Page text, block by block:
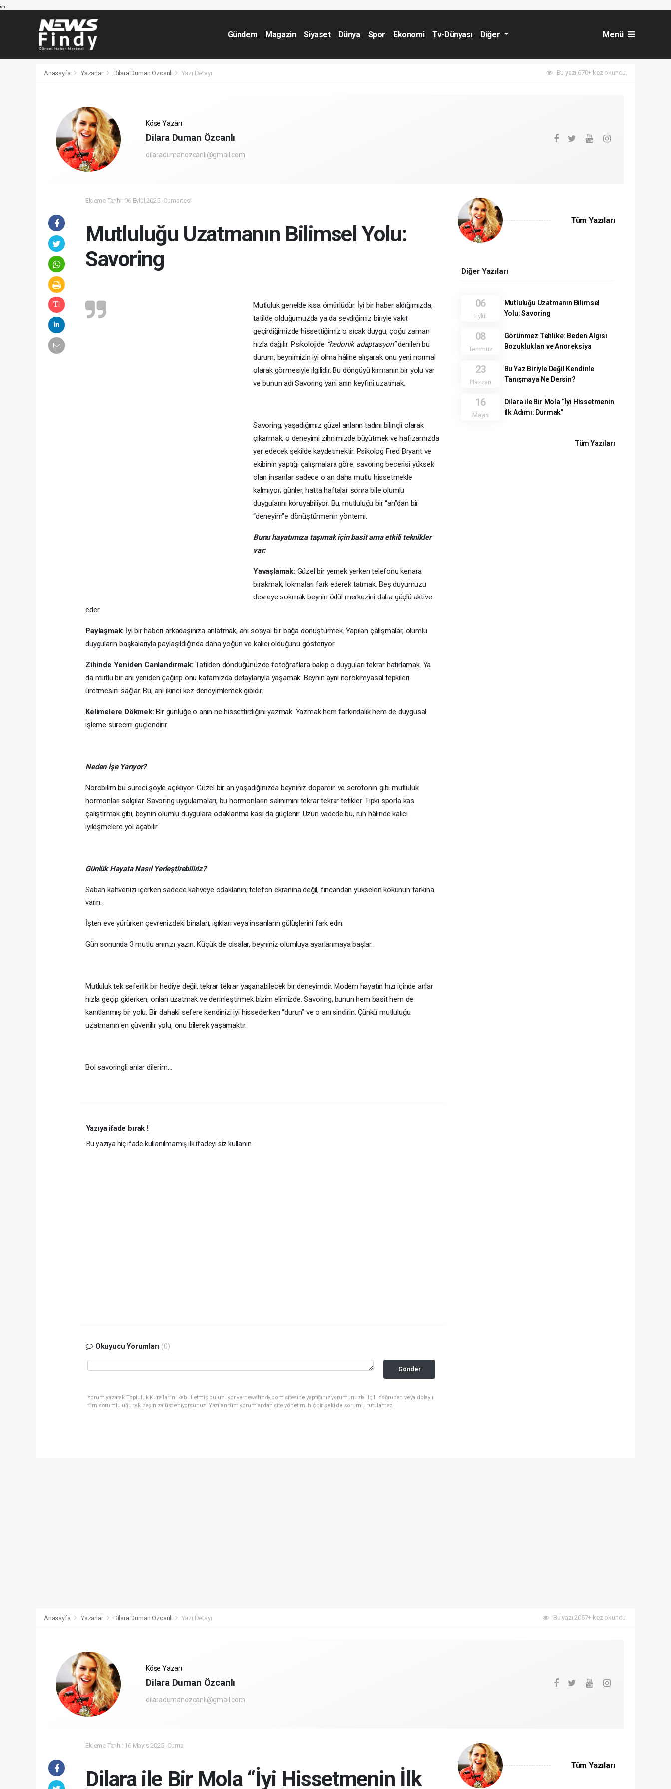
,,,
Gündem Magazin Siyaset Dünya Spor Ekonomi Tv-Dünyası Diğer Menü
Anasayfa Yazarlar Dilara Duman Özcanlı Yazı Detayı Bu yazı 670+ kez okundu.
Köşe Yazarı
Dilara Duman Özcanlı
dilaradumanozcanli@gmail.com
Ekleme Tarihi: 06 Eylül 2025 -Cumartesi
Mutluluğu Uzatmanın Bilimsel Yolu:
Savoring
Mutluluk genelde kısa ömürlüdür. İyi bir haber aldığımızda,
tatilde olduğumuzda ya da sevdiğimiz biriyle vakit
geçirdiğimizde hissettiğimiz o sıcak duygu, çoğu zaman
hızla dağılır. Psikolojide “hedonik adaptasyon”denilen bu
durum, beynimizin iyi olma hâline alışarak onu yeni normal
olarak görmesiyle ilgilidir. Bu döngüyü kırmanın bir yolu var
ve bunun adı Savoring yani anın keyfini uzatmak.
Savoring, yaşadığımız güzel anların tadını bilinçli olarak
çıkarmak, o deneyimi zihnimizde büyütmek ve hafızamızda
yer edecek şekilde kaydetmektir. Psikolog Fred Bryant ve
ekibinin yaptığı çalışmalara göre, savoring becerisi yüksek
olan insanlar sadece o an daha mutlu hissetmekle
kalmıyor; günler, hatta haftalar sonra bile olumlu
duygularını koruyabiliyor. Bu, mutluluğu bir “an”dan bir
“deneyim”e dönüştürmenin yöntemi.
Bunu hayatımıza taşımak için basit ama etkili teknikler
var:
Yavaşlamak: Güzel bir yemek yerken telefonu kenara
bırakmak, lokmaları fark ederek tatmak. Beş duyumuzu
devreye sokmak beynin ödül merkezini daha güçlü aktive
eder.
Paylaşmak: İyi bir haberi arkadaşınıza anlatmak, anı sosyal bir bağa dönüştürmek. Yapılan çalışmalar, olumlu
duyguların başkalarıyla paylaşıldığında daha yoğun ve kalıcı olduğunu gösteriyor.
Zihinde Yeniden Canlandırmak: Tatilden döndüğünüzde fotoğraflara bakıp o duyguları tekrar hatırlamak. Ya
da mutlu bir anı yeniden çağırıp onu kafamızda detaylarıyla yaşamak. Beynin aynı nörokimyasal tepkileri
üretmesini sağlar. Bu, anı ikinci kez deneyimlemek gibidir.
Kelimelere Dökmek: Bir günlüğe o anın ne hissettirdiğini yazmak. Yazmak hem farkındalık hem de duygusal
işleme sürecini güçlendirir.
Neden İşe Yarıyor?
Nörobilim bu süreci şöyle açıklıyor: Güzel bir an yaşadığınızda beyniniz dopamin ve serotonin gibi mutluluk
hormonları salgılar. Savoring uygulamaları, bu hormonların salınımını tekrar tekrar tetikler. Tıpkı sporla kas
çalıştırmak gibi, beynin olumlu duygulara odaklanma kası da güçlenir. Uzun vadede bu, ruh hâlinde kalıcı
iyileşmelere yol açabilir.
Günlük Hayata Nasıl Yerleştirebiliriz?
Sabah kahvenizi içerken sadece kahveye odaklanın; telefon ekranına değil, fincandan yükselen kokunun farkına
varın.
İşten eve yürürken çevrenizdeki binaları, ışıkları veya insanların gülüşlerini fark edin.
Gün sonunda 3 mutlu anınızı yazın. Küçük de olsalar, beyniniz olumluya ayarlanmaya başlar.
Mutluluk tek seferlik bir hediye değil, tekrar tekrar yaşanabilecek bir deneyimdir. Modern hayatın hızı içinde anlar
hızla geçip giderken, onları uzatmak ve derinleştirmek bizim elimizde. Savoring, bunun hem basit hem de
kanıtlanmış bir yolu. Bir dahaki sefere kendinizi iyi hissederken “durun” ve o anı sindirin. Çünkü mutluluğu
uzatmanın en güvenilir yolu, onu bilerek yaşamaktır.
Bol savoringli anlar dilerim…
Yazıya ifade bırak !
Bu yazıya hiç ifade kullanılmamış ilk ifadeyi siz kullanın.
Okuyucu Yorumları (0)
Gönder
Yorum yazarak Topluluk Kuralları’nı kabul etmiş bulunuyor ve newsfindy.com sitesine yaptığınız yorumunuzla ilgili doğrudan veya dolaylı
tüm sorumluluğu tek başınıza üstleniyorsunuz. Yazılan tüm yorumlardan site yönetimi hiçbir şekilde sorumlu tutulamaz.
Tüm Yazıları
Diğer Yazıları
06
Eylül
Mutluluğu Uzatmanın Bilimsel
Yolu: Savoring
08
Temmuz
Görünmez Tehlike: Beden Algısı
Bozuklukları ve Anoreksiya
23
Haziran
Bu Yaz Biriyle Değil Kendinle
Tanışmaya Ne Dersin?
16
Mayıs
Dilara ile Bir Mola “İyi Hissetmenin
İlk Adımı: Durmak”
Tüm Yazıları
Anasayfa Yazarlar Dilara Duman Özcanlı Yazı Detayı Bu yazı 2067+ kez okundu.
Köşe Yazarı
Dilara Duman Özcanlı
dilaradumanozcanli@gmail.com
Ekleme Tarihi: 16 Mayıs 2025 -Cuma
Dilara ile Bir Mola “İyi Hissetmenin İlk
Tüm Yazıları